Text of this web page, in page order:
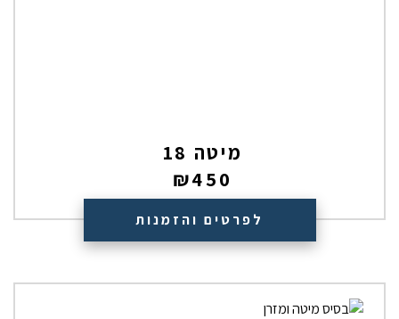
מיטה 18
₪450
לפרטים והזמנות